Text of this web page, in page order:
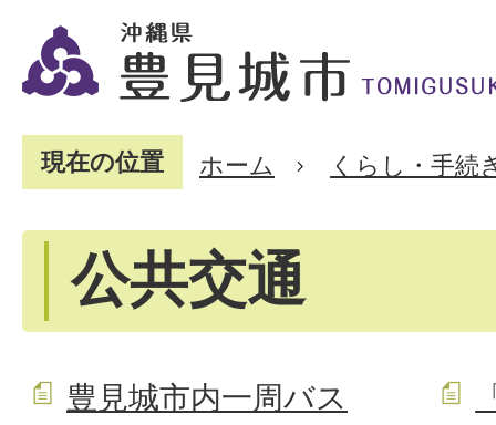
現在の位置 ホーム くらし・手続
公共交通
豊見城市内一周バス